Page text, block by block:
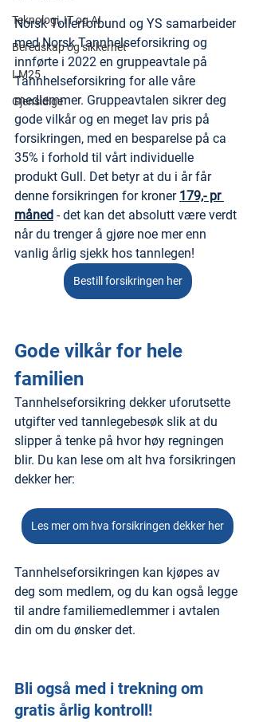
Teknologi, IT og AI
Beredskap og sikkerhet
LM25
Gjensidige
Norsk Tollerforbund og YS samarbeider
med Norsk Tannhelseforsikring og
innførte i 2022 en gruppeavtale på
Tannhelseforsikring for alle våre
medlemmer. Gruppeavtalen sikrer deg
gode vilkår og en meget lav pris på
forsikringen, med en besparelse på ca
35% i forhold til vårt individuelle
produkt Gull. Det betyr at du i år får
denne forsikringen for kroner 179,- pr
måned - det kan det absolutt være verdt
når du trenger å gjøre noe mer enn
vanlig årlig sjekk hos tannlegen!
Bestill forsikringen her
Gode vilkår for hele
familien
Tannhelseforsikring dekker uforutsette
utgifter ved tannlegebesøk slik at du
slipper å tenke på hvor høy regningen
blir. Du kan lese om alt hva forsikringen
dekker her:
Les mer om hva forsikringen dekker her
Tannhelseforsikringen kan kjøpes av
deg som medlem, og du kan også legge
til andre familiemedlemmer i avtalen
din om du ønsker det.
Bli også med i trekning om
gratis årlig kontroll!